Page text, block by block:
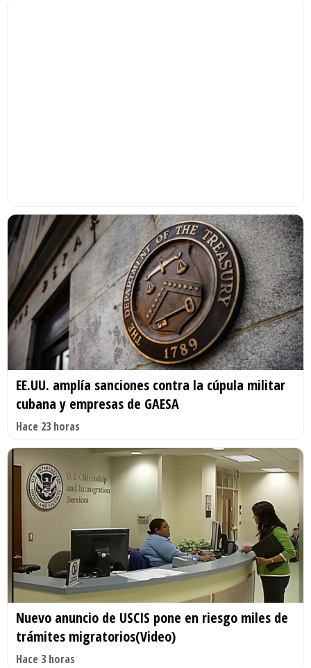
EE.UU. amplía sanciones contra la cúpula militar
cubana y empresas de GAESA
Hace 23 horas
Nuevo anuncio de USCIS pone en riesgo miles de
trámites migratorios(Video)
Hace 3 horas